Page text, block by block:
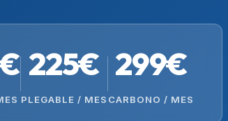
225€
PLEGABLE / MES
299€
CARBONO / MES